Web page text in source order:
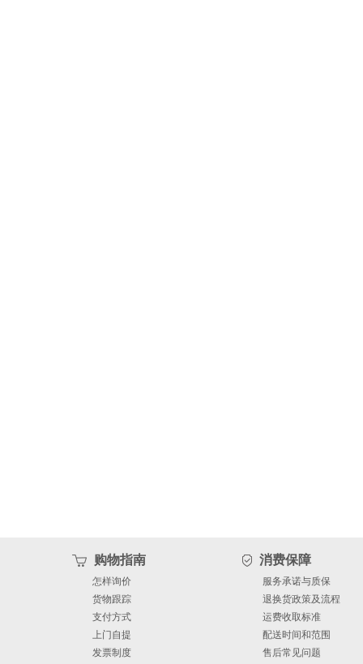
购物指南
怎样询价
货物跟踪
支付方式
上门自提
发票制度
消费保障
服务承诺与质保
退换货政策及流程
运费收取标准
配送时间和范围
售后常见问题